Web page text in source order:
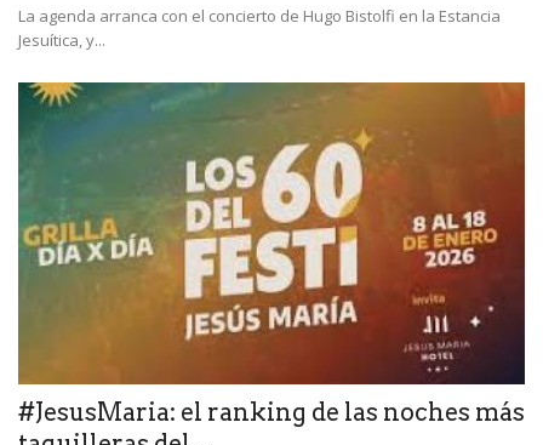
La agenda arranca con el concierto de Hugo Bistolfi en la Estancia
Jesuítica, y...
#JesusMaria: el ranking de las noches más